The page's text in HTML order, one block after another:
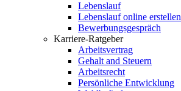
Lebenslauf
Lebenslauf online erstellen
Bewerbungsgespräch
Karriere-Ratgeber
Arbeitsvertrag
Gehalt and Steuern
Arbeitsrecht
Persönliche Entwicklung